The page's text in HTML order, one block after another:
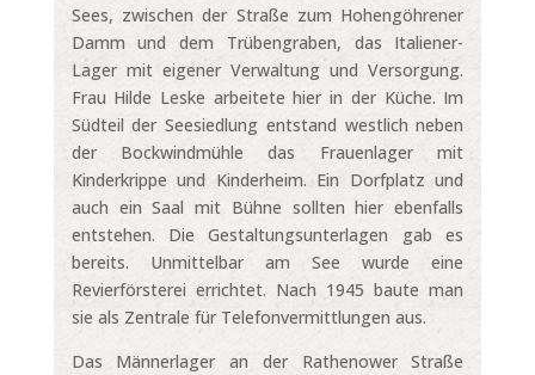
Sees, zwischen der Straße zum Hohengöhrener
Damm und dem Trübengraben, das Italiener-
Lager mit eigener Verwaltung und Versorgung.
Frau Hilde Leske arbeitete hier in der Küche. Im
Südteil der Seesiedlung entstand westlich neben
der Bockwindmühle das Frauenlager mit
Kinderkrippe und Kinderheim. Ein Dorfplatz und
auch ein Saal mit Bühne sollten hier ebenfalls
entstehen. Die Gestaltungsunterlagen gab es
bereits. Unmittelbar am See wurde eine
Revierförsterei errichtet. Nach 1945 baute man
sie als Zentrale für Telefonvermittlungen aus.
Das Männerlager an der Rathenower Straße